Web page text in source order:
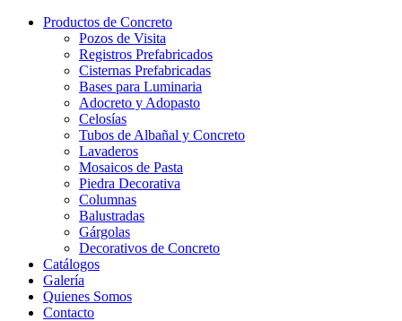
Productos de Concreto
Pozos de Visita
Registros Prefabricados
Cisternas Prefabricadas
Bases para Luminaria
Adocreto y Adopasto
Celosías
Tubos de Albañal y Concreto
Lavaderos
Mosaicos de Pasta
Piedra Decorativa
Columnas
Balustradas
Gárgolas
Decorativos de Concreto
Catálogos
Galería
Quienes Somos
Contacto